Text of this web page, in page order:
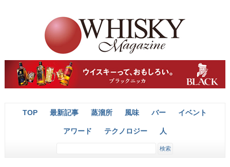
TOP 最新記事 蒸溜所 風味 バー イベント
アワード テクノロジー 人